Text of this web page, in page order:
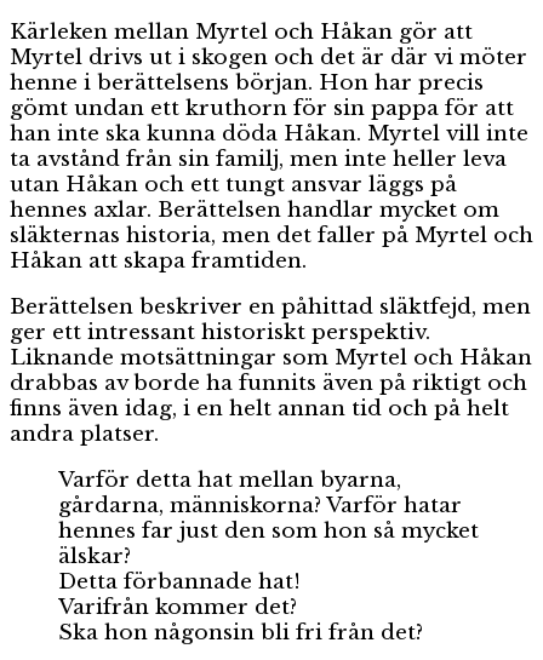
Kärleken mellan Myrtel och Håkan gör att
Myrtel drivs ut i skogen och det är där vi möter
henne i berättelsens början. Hon har precis
gömt undan ett kruthorn för sin pappa för att
han inte ska kunna döda Håkan. Myrtel vill inte
ta avstånd från sin familj, men inte heller leva
utan Håkan och ett tungt ansvar läggs på
hennes axlar. Berättelsen handlar mycket om
släkternas historia, men det faller på Myrtel och
Håkan att skapa framtiden.
Berättelsen beskriver en påhittad släktfejd, men
ger ett intressant historiskt perspektiv.
Liknande motsättningar som Myrtel och Håkan
drabbas av borde ha funnits även på riktigt och
finns även idag, i en helt annan tid och på helt
andra platser.
Varför detta hat mellan byarna,
gårdarna, människorna? Varför hatar
hennes far just den som hon så mycket
älskar?
Detta förbannade hat!
Varifrån kommer det?
Ska hon någonsin bli fri från det?